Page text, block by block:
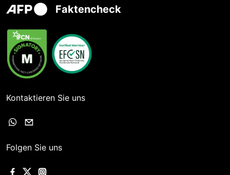
Faktencheck
Kontaktieren Sie uns
Folgen Sie uns